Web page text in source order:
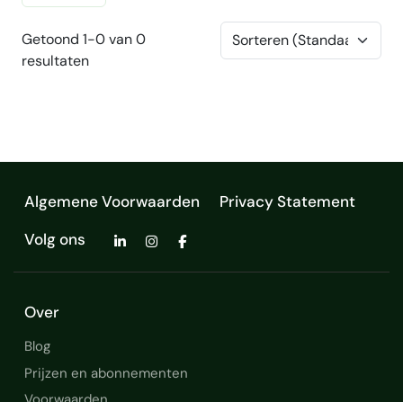
Getoond 1-0 van 0
resultaten
Algemene Voorwaarden
Privacy Statement
Volg ons
Over
Blog
Prijzen en abonnementen